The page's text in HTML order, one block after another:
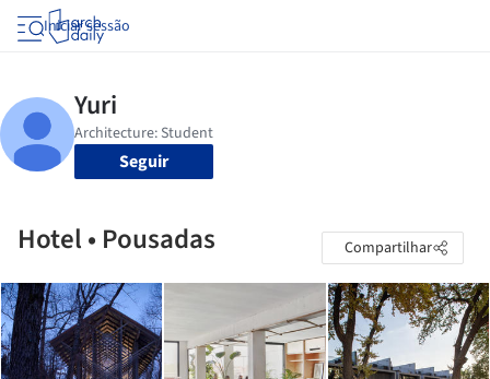
Iniciar sessão
Seguir
Hotel • Pousadas Compartilhar